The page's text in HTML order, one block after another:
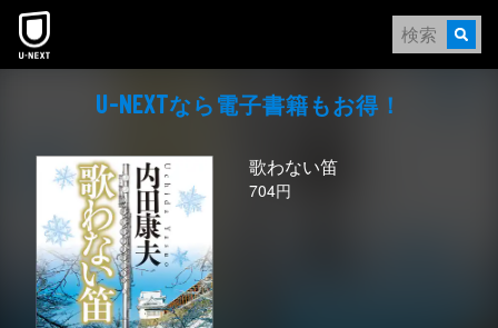
本文へスキップ
U-NEXTなら電⼦書籍もお得！
歌わない笛
704円